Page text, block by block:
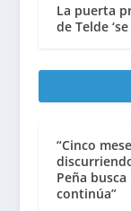
La puerta
de Telde
“Cinco
Peña
continúa”